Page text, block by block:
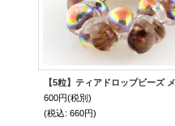
600円(税別)
(税込: 660円)